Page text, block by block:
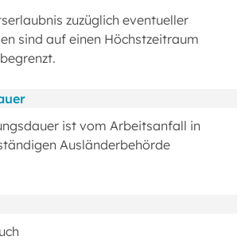
zuzüglich eventueller
sind auf einen Höchstzeitraum
ist vom Arbeitsanfall in
Ausländerbehörde